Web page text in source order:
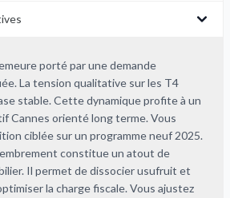
porté par une demande
La tension qualitative sur les T4
stable. Cette dynamique profite à un
Cannes orienté long terme. Vous
ciblée sur un programme neuf 2025.
constitue un atout de
Il permet de dissocier usufruit et
la charge fiscale. Vous ajustez